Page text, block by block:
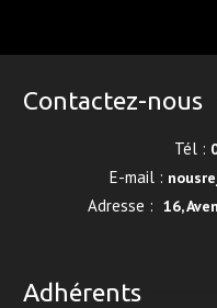
Contactez-nous
Tél :
E-mail :
Adresse : 16,
Adhérents